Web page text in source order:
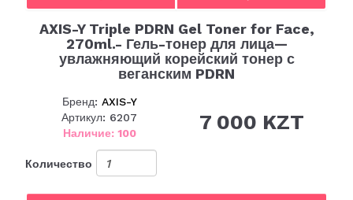
AXIS-Y Triple PDRN Gel Toner for Face,
270ml.- Гель-тонер для лица—
увлажняющий корейский тонер с
веганским PDRN
Бренд: AXIS-Y
Артикул: 6207
Наличие: 100
7 000 KZT
Количество